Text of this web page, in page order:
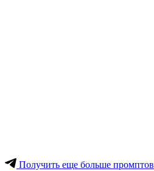
Получить еще больше промптов